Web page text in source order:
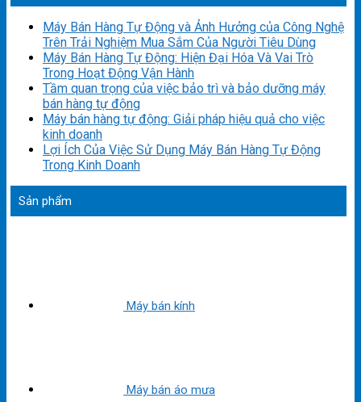
Máy Bán Hàng Tự Động và Ảnh Hưởng của Công Nghệ
Trên Trải Nghiệm Mua Sắm Của Người Tiêu Dùng
Máy Bán Hàng Tự Động: Hiện Đại Hóa Và Vai Trò
Trong Hoạt Động Vận Hành
Tầm quan trọng của việc bảo trì và bảo dưỡng máy
bán hàng tự động
Máy bán hàng tự động: Giải pháp hiệu quả cho việc
kinh doanh
Lợi Ích Của Việc Sử Dụng Máy Bán Hàng Tự Động
Trong Kinh Doanh
Sản phẩm
Máy bán kính
Máy bán áo mưa